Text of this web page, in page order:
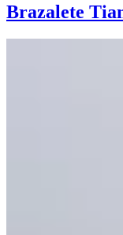
Brazalete